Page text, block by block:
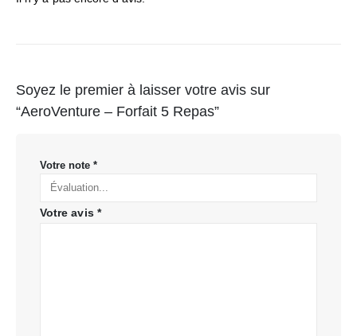
Soyez le premier à laisser votre avis sur
“AeroVenture – Forfait 5 Repas”
Votre note *
Votre avis *